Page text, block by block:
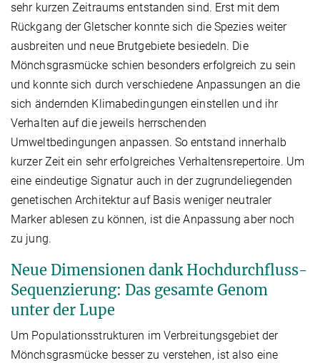
sehr kurzen Zeitraums entstanden sind. Erst mit dem
Rückgang der Gletscher konnte sich die Spezies weiter
ausbreiten und neue Brutgebiete besiedeln. Die
Mönchsgrasmücke schien besonders erfolgreich zu sein
und konnte sich durch verschiedene Anpassungen an die
sich ändernden Klimabedingungen einstellen und ihr
Verhalten auf die jeweils herrschenden
Umweltbedingungen anpassen. So entstand innerhalb
kurzer Zeit ein sehr erfolgreiches Verhaltensrepertoire. Um
eine eindeutige Signatur auch in der zugrundeliegenden
genetischen Architektur auf Basis weniger neutraler
Marker ablesen zu können, ist die Anpassung aber noch
zu jung.
Neue Dimensionen dank Hochdurchfluss-
Sequenzierung: Das gesamte Genom
unter der Lupe
Um Populationsstrukturen im Verbreitungsgebiet der
Mönchsgrasmücke besser zu verstehen, ist also eine